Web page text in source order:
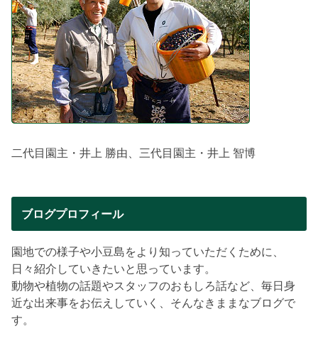
二代目園主・井上 勝由、三代目園主・井上 智博
ブログプロフィール
園地での様子や小豆島をより知っていただくために、
日々紹介していきたいと思っています。
動物や植物の話題やスタッフのおもしろ話など、毎日身
近な出来事をお伝えしていく、そんなきままなブログで
す。